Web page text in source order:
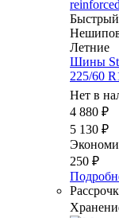
Летние
Шины
225/60
Нет в
4 880 ₽
5 130 ₽
250 ₽